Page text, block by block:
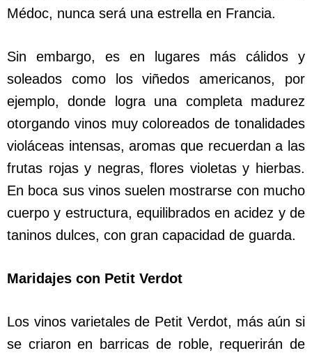
Médoc, nunca será una estrella en Francia.
Sin embargo, es en lugares más cálidos y
soleados como los viñedos americanos, por
ejemplo, donde logra una completa madurez
otorgando vinos muy coloreados de tonalidades
violáceas intensas, aromas que recuerdan a las
frutas rojas y negras, flores violetas y hierbas.
En boca sus vinos suelen mostrarse con mucho
cuerpo y estructura, equilibrados en acidez y de
taninos dulces, con gran capacidad de guarda.
Maridajes con Petit Verdot
Los vinos varietales de Petit Verdot, más aún si
se criaron en barricas de roble, requerirán de